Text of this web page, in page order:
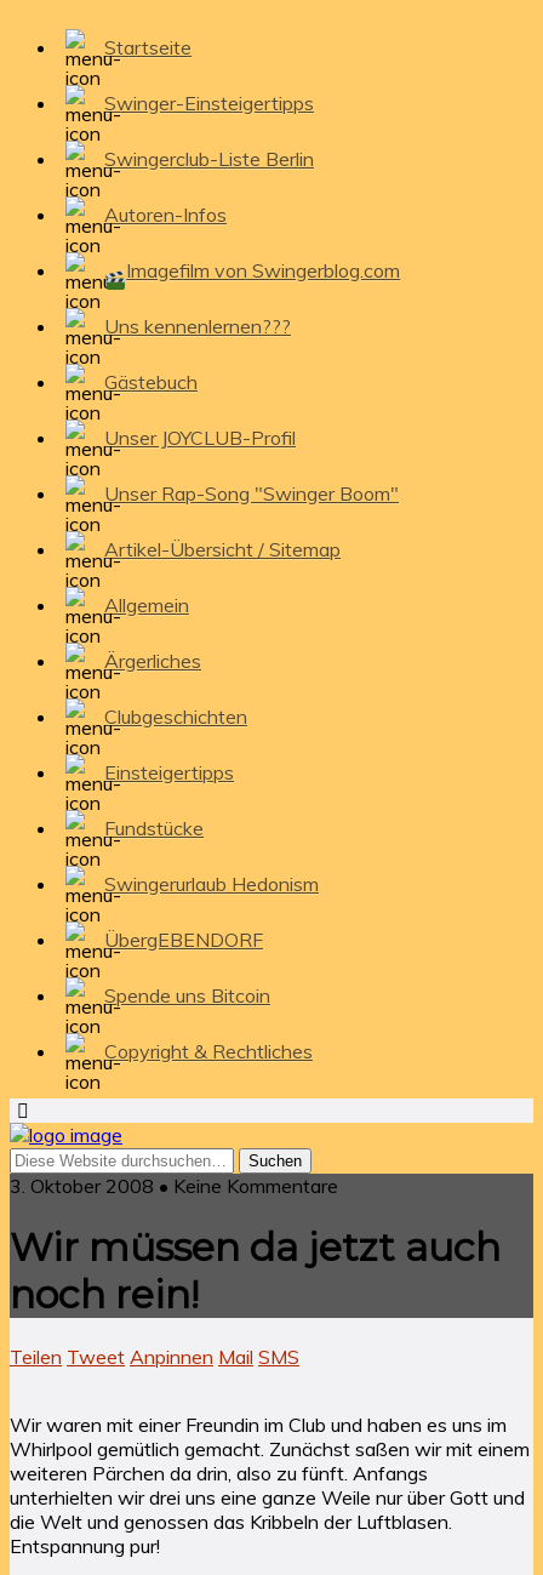
Startseite
Swinger-Einsteigertipps
Swingerclub-Liste Berlin
Autoren-Infos
Imagefilm von Swingerblog.com
Uns kennenlernen???
Gästebuch
Unser JOYCLUB-Profil
Unser Rap-Song "Swinger Boom"
Artikel-Übersicht / Sitemap
Allgemein
Ärgerliches
Clubgeschichten
Einsteigertipps
Fundstücke
Swingerurlaub Hedonism
ÜbergEBENDORF
Spende uns Bitcoin
Copyright & Rechtliches
3. Oktober 2008 • Keine Kommentare
Wir müssen da jetzt auch
noch rein!
Teilen Tweet Anpinnen Mail SMS
Wir waren mit einer Freundin im Club und haben es uns im
Whirlpool gemütlich gemacht. Zunächst saßen wir mit einem
weiteren Pärchen da drin, also zu fünft. Anfangs
unterhielten wir drei uns eine ganze Weile nur über Gott und
die Welt und genossen das Kribbeln der Luftblasen.
Entspannung pur!